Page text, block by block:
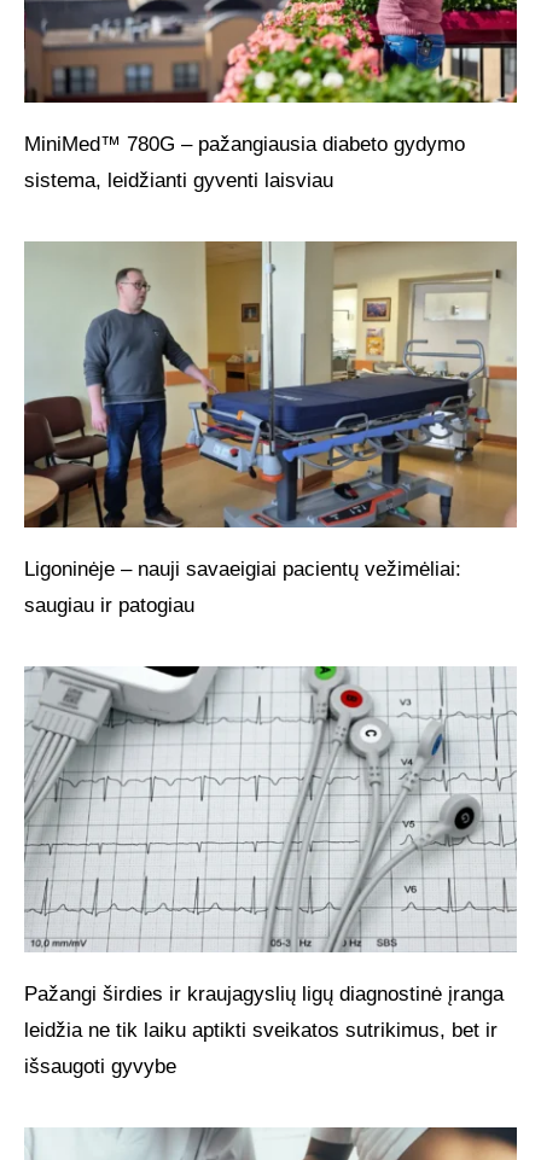
MiniMed™ 780G – pažangiausia diabeto gydymo
sistema, leidžianti gyventi laisviau
Ligoninėje – nauji savaeigiai pacientų vežimėliai:
saugiau ir patogiau
Pažangi širdies ir kraujagyslių ligų diagnostinė įranga
leidžia ne tik laiku aptikti sveikatos sutrikimus, bet ir
išsaugoti gyvybe